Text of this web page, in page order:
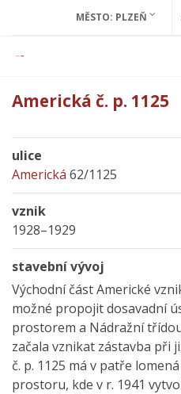
MĚSTO: PLZEŇ
Americká č. p. 1125
ulice
Americká 62/1125
vznik
1928–1929
stavební vývoj
Východní část Americké
možné propojit dosavadní
prostorem a Nádražní
začala vznikat zástavba při
č. p. 1125 má v patře
prostoru, kde v r. 1941